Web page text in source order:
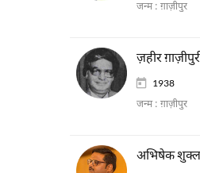
जन्म : ग़ाज़ीपुर
ज़हीर
1938
जन्म : ग़ाज़ीपुर
अभिषेक